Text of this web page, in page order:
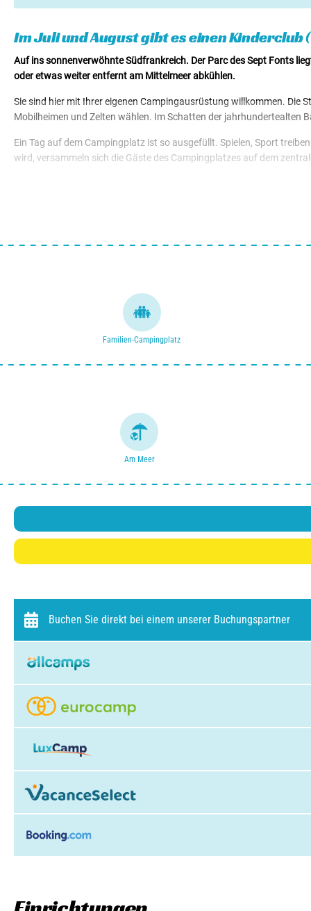
Im Juli und August gibt es einen Kinderclub
Auf ins sonnenverwöhnte Südfrankreich. Der Parc des Sept Fonts
oder etwas weiter entfernt am Mittelmeer abkühlen.
Sie sind hier mit Ihrer eigenen Campingausrüstung willkommen. Die
Mobilheimen und Zelten wählen. Im Schatten der jahrhundertealten
Ein Tag auf dem Campingplatz ist so ausgefüllt. Spielen, Sport
wird, versammeln sich die Gäste des Campingplatzes auf dem
Familien-Campingplatz
Am Meer
Buchen Sie direkt bei einem unserer Buchungspartner
Pitches von € 31,50